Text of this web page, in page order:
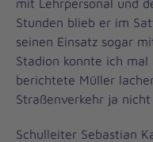
mit Lehrpersonal und
Stunden blieb er im
seinen Einsatz sogar
Stadion konnte ich mal
berichtete Müller
Straßenverkehr ja nicht
Schulleiter Sebastian